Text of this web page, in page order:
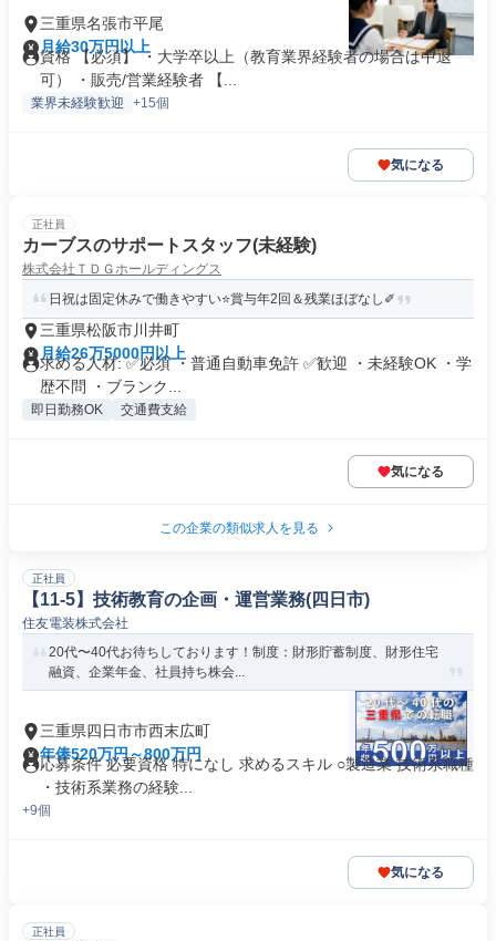
三重県名張市平尾
月給30万円以上
資格 【必須】 ・大学卒以上（教育業界経験者の場合は中退
可） ・販売/営業経験者 【...
業界未経験歓迎 +15個
気になる
正社員
カーブスのサポートスタッフ(未経験)
株式会社ＴＤＧホールディングス
日祝は固定休みで働きやすい⭐️賞与年2回＆残業ほぼなし✐
三重県松阪市川井町
月給26万5000円以上
求める人材: ✅必須 ・普通自動車免許 ✅歓迎 ・未経験OK ・学
歴不問 ・ブランク...
即日勤務OK 交通費支給
気になる
この企業の類似求人を見る
正社員
【11-5】技術教育の企画・運営業務(四日市)
住友電装株式会社
20代〜40代お待ちしております！制度：財形貯蓄制度、財形住宅
融資、企業年金、社員持ち株会...
三重県四日市市西末広町
年俸520万円～800万円
応募条件 必要資格 特になし 求めるスキル ○製造業 技術系職種
・技術系業務の経験...
+9個
気になる
正社員